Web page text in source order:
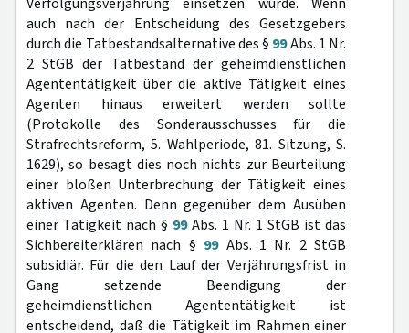
auch nach der Entscheidung des Gesetzgebers
durch die Tatbestandsalternative des § 99Abs. 1 Nr.
2 StGB der Tatbestand der geheimdienstlichen
Agententätigkeit über die aktive Tätigkeit eines
Agenten hinaus erweitert werden sollte
(Protokolle des Sonderausschusses für die
Strafrechtsreform, 5. Wahlperiode, 81. Sitzung, S.
1629), so besagt dies noch nichts zur Beurteilung
einer bloßen Unterbrechung der Tätigkeit eines
aktiven Agenten. Denn gegenüber dem Ausüben
einer Tätigkeit nach § 99Abs. 1 Nr. 1 StGB ist das
Sichbereiterklären nach § 99Abs. 1 Nr. 2 StGB
subsidiär. Für die den Lauf der Verjährungsfrist in
Gang setzende Beendigung der
geheimdienstlichen Agententätigkeit ist
entscheidend, daß die Tätigkeit im Rahmen einer